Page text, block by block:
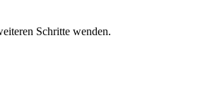
Schritte wenden.